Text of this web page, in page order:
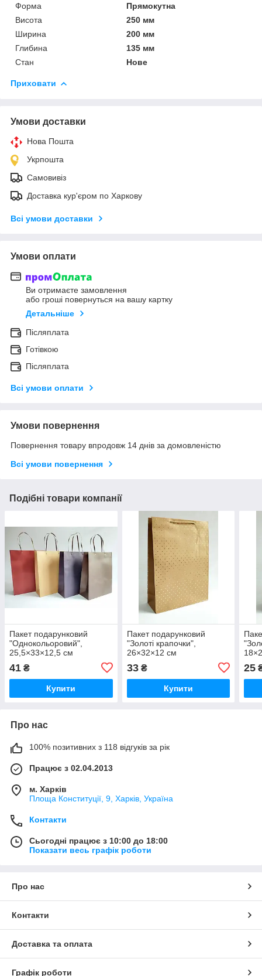
Форма
Прямокутна
Висота
250 мм
Ширина
200 мм
Глибина
135 мм
Стан
Нове
Приховати
Умови доставки
Нова Пошта
Укрпошта
Самовивіз
Доставка кур'єром по Харкову
Всі умови доставки
Умови оплати
Ви отримаєте замовлення
або гроші повернуться на вашу картку
Детальніше
Післяплата
Готівкою
Післяплата
Всі умови оплати
Умови повернення
Повернення товару впродовж 14 днів за домовленістю
Всі умови повернення
Подібні товари компанії
Пакет подарунковий
"Однокольоровий",
25,5×33×12,5 см
41 ₴
Купити
Пакет подарунковий
"Золоті крапочки",
26×32×12 см
33₴
Купити
25
Про нас
100% позитивних з 118 відгуків за рік
Працює з 02.04.2013
м. Харків
Площа Конституції, 9, Харків, Україна
Контакти
Сьогодні працює з 10:00 до 18:00
Показати весь графік роботи
Про нас
Контакти
Доставка та оплата
Графік роботи